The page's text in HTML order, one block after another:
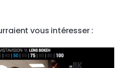
vous intéresser :